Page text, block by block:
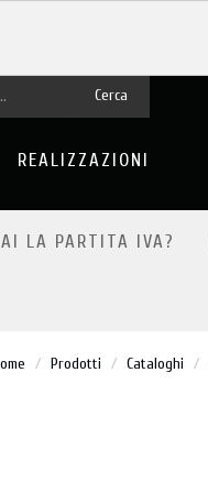
Cerca
REALIZZAZIONI
LA PARTITA IVA?
Prodotti Cataloghi